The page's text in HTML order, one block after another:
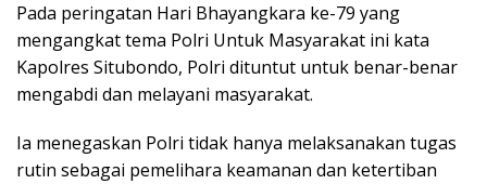
Pada peringatan Hari Bhayangkara ke-79 yang
mengangkat tema Polri Untuk Masyarakat ini kata
Kapolres Situbondo, Polri dituntut untuk benar-benar
mengabdi dan melayani masyarakat.
Ia menegaskan Polri tidak hanya melaksanakan tugas
rutin sebagai pemelihara keamanan dan ketertiban